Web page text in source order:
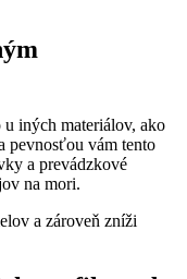
iných materiálov, ako
pevnosťou vám tento
a prevádzkové
na mori.
a zároveň zníži